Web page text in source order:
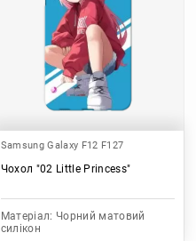
Samsung Galaxy F12 F127
Чохол "02 Little Princess"
Матеріал: Чорний матовий
силікон